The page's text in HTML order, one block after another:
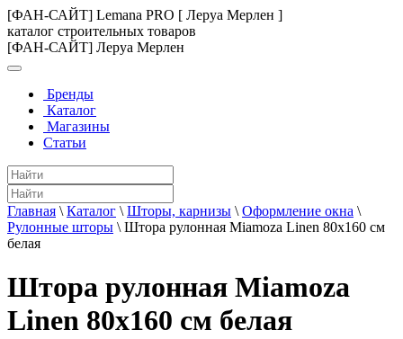
[ФАН-САЙТ] Lemana PRO [ Леруа Мерлен ]
каталог строительных товаров
[ФАН-САЙТ] Леруа Мерлен
Бренды
Каталог
Магазины
Статьи
Главная \ Каталог \ Шторы, карнизы \ Оформление окна \
Рулонные шторы \ Штора рулонная Miamoza Linen 80x160 см
белая
Штора рулонная Miamoza
Linen 80x160 см белая